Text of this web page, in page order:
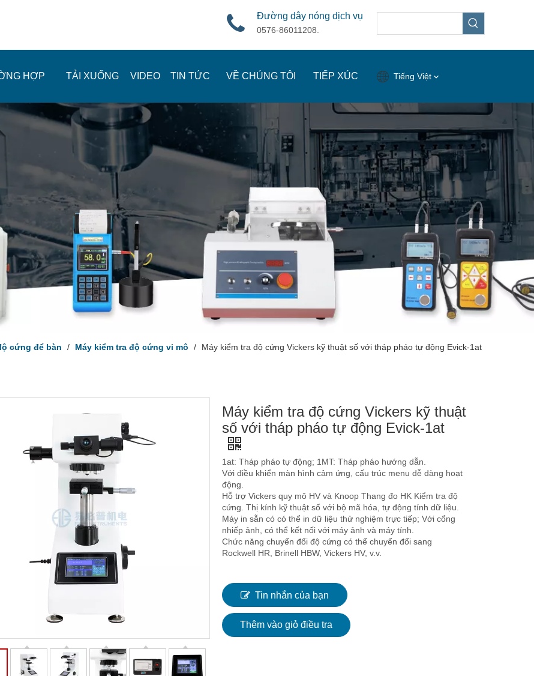
Đường dây nóng dịch vụ
0576-86011208.
HỢP TẢI XUỐNG VIDEO TIN TỨC VỀ CHÚNG TÔI TIẾP XÚC Tiếng Việt
cứng để bàn / Máy kiểm tra độ cứng vi mô / Máy kiểm tra độ cứng Vickers kỹ thuật số với tháp pháo tự động Evick-1at
Máy kiểm tra độ cứng Vickers kỹ thuật
số với tháp pháo tự động Evick-1at
1at: Tháp pháo tự động; 1MT: Tháp pháo hướng dẫn.
Với điều khiển màn hình cảm ứng, cấu trúc menu dễ dàng hoạt
động.
Hỗ trợ Vickers quy mô HV và Knoop Thang đo HK Kiểm tra độ
cứng. Thị kính kỹ thuật số với bộ mã hóa, tự động tính dữ liệu.
Máy in sẵn có có thể in dữ liệu thử nghiệm trực tiếp; Với cổng
nhiếp ảnh, có thể kết nối với máy ảnh và máy tính.
Chức năng chuyển đổi độ cứng có thể chuyển đổi sang
Rockwell HR, Brinell HBW, Vickers HV, v.v.
Tin nhắn của bạn
Thêm vào giỏ điều tra